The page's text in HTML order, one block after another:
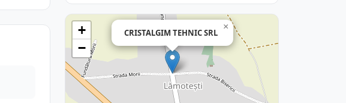
CRISTALGIM TEHNIC SRL
×
+
−